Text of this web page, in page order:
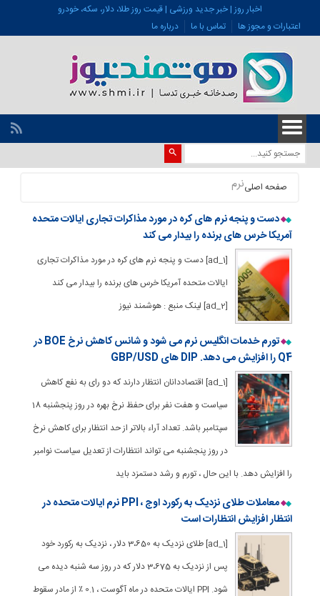
اخبار روز | خبر جدید ورزشی | قیمت روز طلا، دلار، سکه، خودرو
اعتبارات و مجوز ها
تماس با ما درباره ما
صفحه اصلینرم
دست و پنجه نرم های کره در مورد مذاکرات تجاری ایالات متحده
آمریکا خرس های برنده را بیدار می کند
[ad_1] دست و پنجه نرم های کره در مورد مذاکرات تجاری
ایالات متحده آمریکا خرس های برنده را بیدار می کند
[ad_2] لینک منبع : هوشمند نیوز
تورم خدمات انگلیس نرم می شود و شانس کاهش نرخ BOE در
Q4 را افزایش می دهد. DIP های GBP/USD
[ad_1] اقتصاددانان انتظار دارند که دو رای به نفع کاهش
سیاست و هفت نفر برای حفظ نرخ بهره در روز پنجشنبه 18
سپتامبر باشد. تعداد آراء بالاتر از حد انتظار برای کاهش نرخ
در روز پنجشنبه می تواند انتظارات از تعدیل سیاست نوامبر
را افزایش دهد. با این حال ، تورم و رشد دستمزد باید
معاملات طلای نزدیک به رکورد اوج ، PPI نرم ایالات متحده در
انتظار افزایش انتظارات است
[ad_1] طلای نزدیک به 3،650 دلار ، نزدیک به رکورد خود
پس از نزدیک به 3،675 دلار که در روز سه شنبه دیده می
شود. PPI ایالات متحده در ماه آگوست ، 0.1 ٪ از مادر سقوط